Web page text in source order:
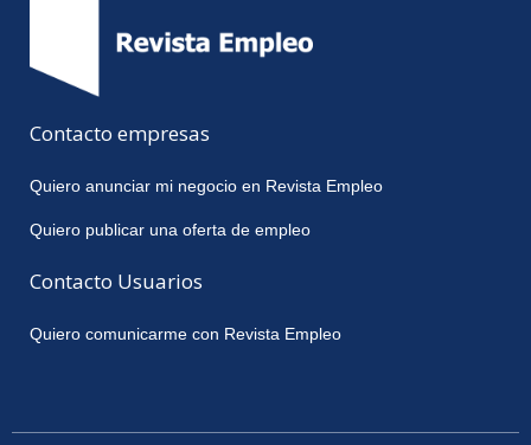
Contacto empresas
Quiero anunciar mi negocio en Revista Empleo
Quiero publicar una oferta de empleo
Contacto Usuarios
Quiero comunicarme con Revista Empleo